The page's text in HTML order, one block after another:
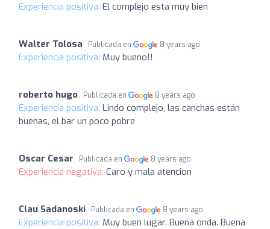
Experiencia positiva: El complejo esta muy bien
Walter Tolosa Publicada en 8 years ago
Experiencia positiva: Muy bueno!!
roberto hugo Publicada en 8 years ago
Experiencia positiva: Lindo complejo, las canchas están
buenas, el bar un poco pobre
Oscar Cesar Publicada en 8 years ago
Experiencia negativa: Caro y mala atencion
Clau Sadanoski Publicada en 8 years ago
Experiencia positiva: Muy buen lugar. Buena onda. Buena